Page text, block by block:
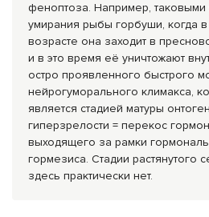
феноптоза. Например,
умирания рыбы горбуши, когда в
возрасте она заходит в
и в это время её уничтожают
остро проявленного быстрого
нейрогуморального климакса,
является стадией матуры
гиперзрелости = перекос
выходящего за рамки
гормезиса. Стадии растянутого
здесь практически нет.